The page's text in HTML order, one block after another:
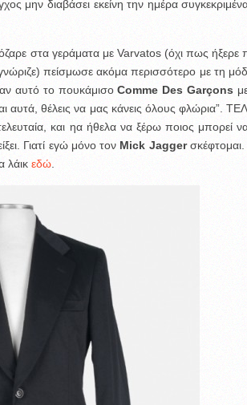
μην διαβάσει εκείνη την ημέρα
στα γεράματα με Varvatos (όχι πως ήξερε
πείσμωσε ακόμα περισσότερο με τη
αυτό το πουκάμισοComme Des Garçons
αυτά, θέλεις να μας κάνεις όλους φλώρια”.
και ηα ήθελα να ξέρω ποιος μπορεί
Γιατί εγώ μόνο τον Mick Jaggerσκέφτομαι.
λάικ εδώ.